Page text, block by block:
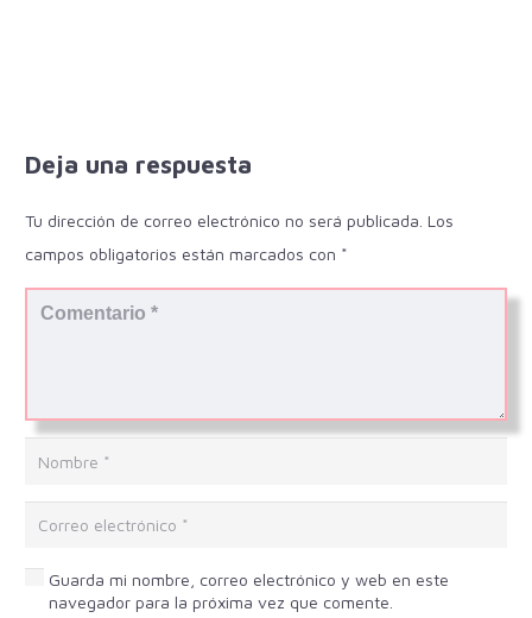
Deja una respuesta
Tu dirección de correo electrónico no será publicada. Los
campos obligatorios están marcados con *
Guarda mi nombre, correo electrónico y web en este
navegador para la próxima vez que comente.